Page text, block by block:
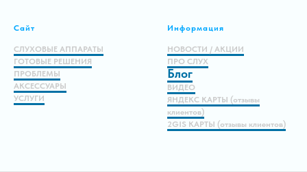
Сайт
СЛУХОВЫЕ АППАРАТЫ
ГОТОВЫЕ РЕШЕНИЯ
ПРОБЛЕМЫ
АКСЕССУАРЫ
УСЛУГИ
Информация
НОВОСТИ / АКЦИИ
ПРО СЛУХ
Блог
ВИДЕО
ЯНДЕКС КАРТЫ (отзывы
клиентов)
2GIS КАРТЫ (отзывы клиентов)